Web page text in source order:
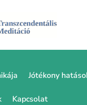
Jótékony
Kapcsolat